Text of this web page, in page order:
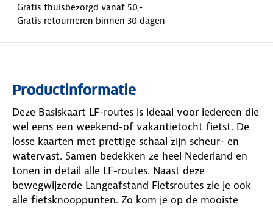
Gratis thuisbezorgd vanaf 50,-
Gratis retourneren binnen 30 dagen
Productinformatie
Deze Basiskaart LF-routes is ideaal voor iedereen die
wel eens een weekend-of vakantietocht fietst. De
losse kaarten met prettige schaal zijn scheur- en
watervast. Samen bedekken ze heel Nederland en
tonen in detail alle LF-routes. Naast deze
bewegwijzerde Langeafstand Fietsroutes zie je ook
alle fietsknooppunten. Zo kom je op de mooiste